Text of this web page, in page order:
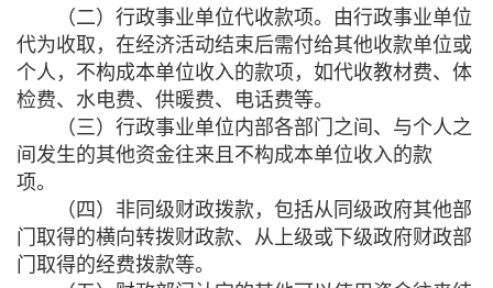
（二）行政事业单位代收款项。由行政事业单位
代为收取，在经济活动结束后需付给其他收款单位或
个人，不构成本单位收入的款项，如代收教材费、体
检费、水电费、供暖费、电话费等。
（三）行政事业单位内部各部门之间、与个人之
间发生的其他资金往来且不构成本单位收入的款
项。
（四）非同级财政拨款，包括从同级政府其他部
门取得的横向转拨财政款、从上级或下级政府财政部
门取得的经费拨款等。